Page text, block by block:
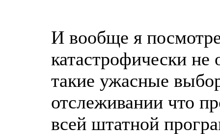
И вообще я
катастрофически
такие ужасные
отслеживании что
всей штатной